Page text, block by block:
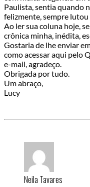
Paulista, sentia quando
felizmente, sempre
Ao ler sua coluna hoje,
crônica minha, inédita,
Gostaria de lhe enviar
como acessar aqui pelo
e-mail, agradeço.
Obrigada por tudo.
Um abraço,
Lucy
Neila Tavares